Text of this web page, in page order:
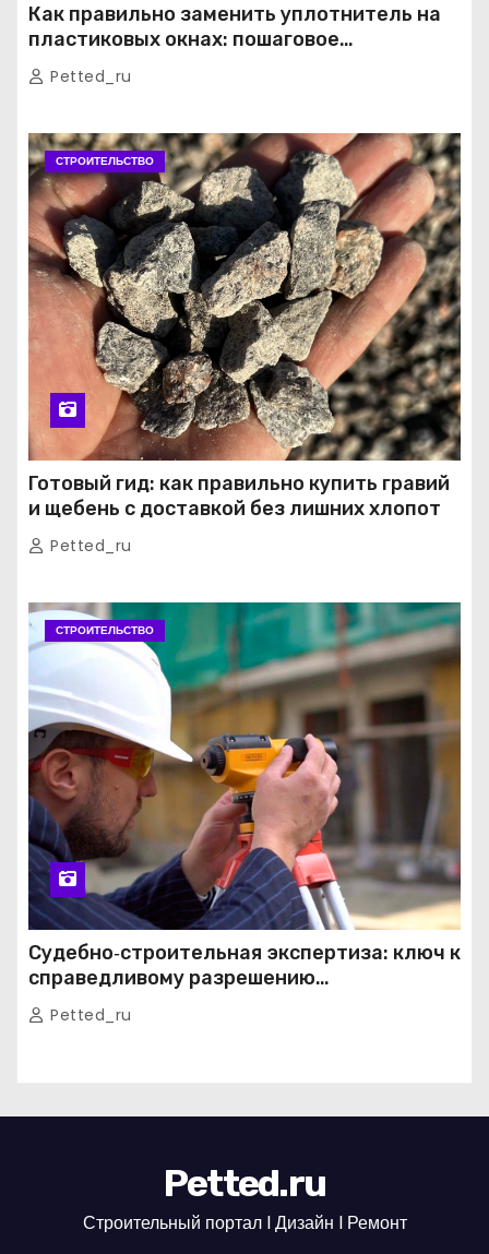
Как правильно заменить уплотнитель на
пластиковых окнах: пошаговое
руководство от экспертов
Petted_ru
СТРОИТЕЛЬСТВО
Готовый гид: как правильно купить гравий
и щебень с доставкой без лишних хлопот
Petted_ru
СТРОИТЕЛЬСТВО
Судебно‑строительная экспертиза: ключ к
справедливому разрешению
строительных споров
Petted_ru
Petted.ru
Строительный портал l Дизайн l Ремонт